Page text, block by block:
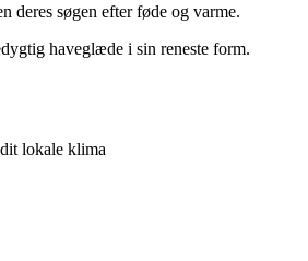
deres søgen efter føde og varme.
haveglæde i sin reneste form.
lokale klima